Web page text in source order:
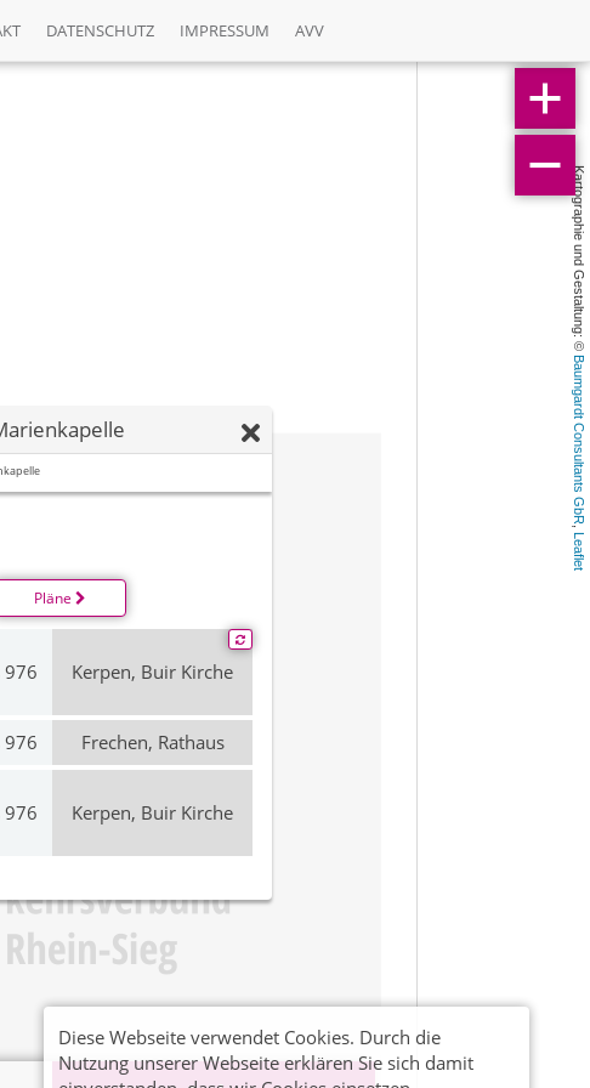
DATENSCHUTZ IMPRESSUM AVV
Kartographie und Gestaltung: ©
Baumgardt Consultants GbR
,
Leaflet
Pläne
976 Kerpen, Buir Kirche
976 Frechen, Rathaus
976 Kerpen, Buir Kirche
Diese Webseite verwendet Cookies. Durch die
Nutzung unserer Webseite erklären Sie sich damit